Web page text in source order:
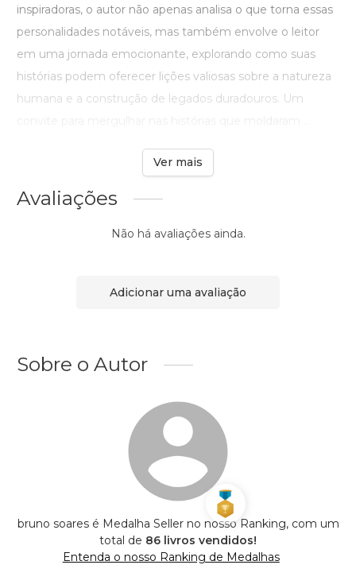
inspiradoras, o autor não apenas analisa o que torna essas
personalidades notáveis, mas também envolve o leitor
em uma jornada emocionante, explorando como suas
histórias podem oferecer lições valiosas sobre a natureza
humana e a construção de legados duradouros. Um
Ver mais
Avaliações
Não há avaliações ainda.
Adicionar uma avaliação
Sobre o Autor
bruno soares é Medalha Seller no nosso Ranking, com um
total de 86 livros vendidos!
Entenda o nosso Ranking de Medalhas